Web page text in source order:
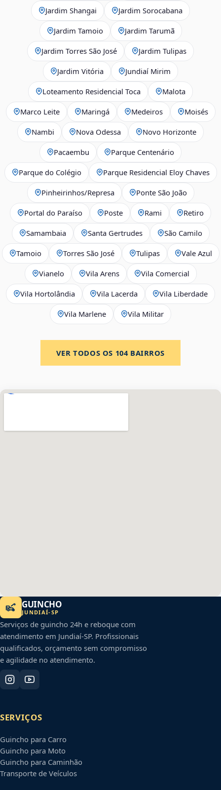
Jardim Shangai Jardim Sorocabana
Jardim Tamoio Jardim Tarumã
Jardim Torres São José Jardim Tulipas
Jardim Vitória Jundiaí Mirim
Loteamento Residencial Toca Malota
Marco Leite Maringá Medeiros Moisés
Nambi Nova Odessa Novo Horizonte
Pacaembu Parque Centenário
Parque do Colégio Parque Residencial Eloy Chaves
Pinheirinhos/Represa Ponte São João
Portal do Paraíso Poste Rami Retiro
Samambaia Santa Gertrudes São Camilo
Tamoio Torres São José Tulipas Vale Azul
Vianelo Vila Arens Vila Comercial
Vila Hortolândia Vila Lacerda Vila Liberdade
Vila Marlene Vila Militar
VER TODOS OS 104BAIRROS
GUINCHO
JUNDIAÍ-SP
Serviços de guincho 24h e reboque com
atendimento em Jundiaí-SP. Profissionais
qualificados, orçamento sem compromisso
e agilidade no atendimento.
SERVIÇOS
Guincho para Carro
Guincho para Moto
Guincho para Caminhão
Transporte de Veículos